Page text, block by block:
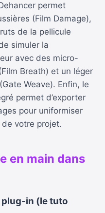
permet
(Film Damage),
de la pellicule
simuler la
avec des micro-
Breath) et un léger
Weave). Enfin, le
permet d’exporter
pour uniformiser
de votre projet.
en main dans
in (le tuto